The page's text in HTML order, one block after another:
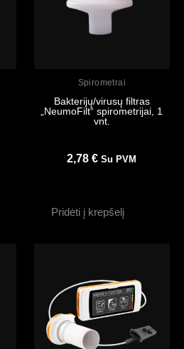
Spirometrai
Bakterijų/virusų filtras
„NeumoFilt“ spirometrijai, 1
vnt.
2,78€ Su PVM
Pridėti į krepšelį